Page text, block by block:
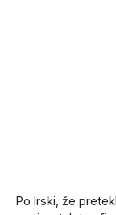
Po Irski, že